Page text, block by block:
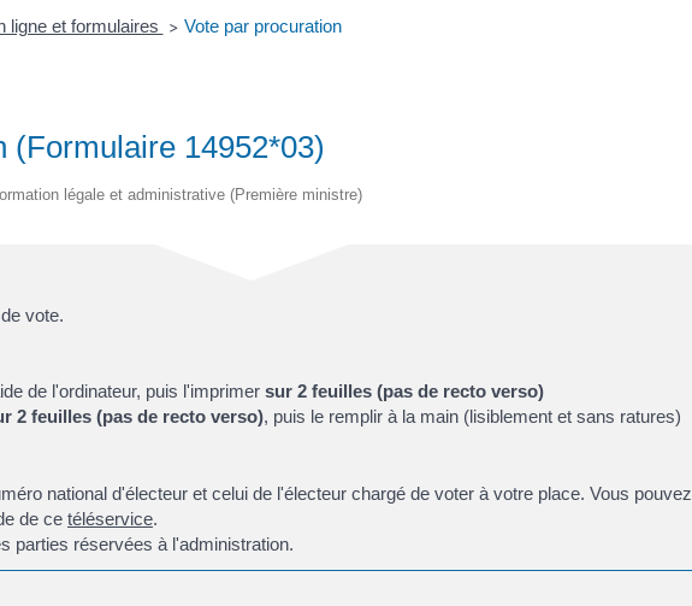
ligne et formulaires > Vote par procuration
(Formulaire 14952*03)
légale et administrative (Première ministre)
vote.
de l'ordinateur, puis l'imprimer sur 2 feuilles (pas de recto verso)
2 feuilles (pas de recto verso), puis le remplir à la main (lisiblement et sans ratures)
national d'électeur et celui de l'électeur chargé de voter à votre place. Vous pouvez
de ce téléservice.
parties réservées à l'administration.